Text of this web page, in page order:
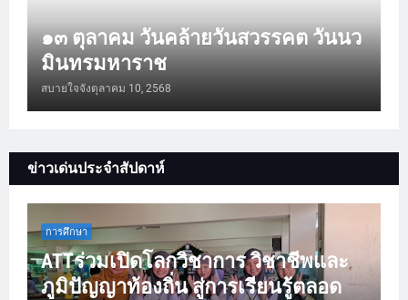
๑๓ ตุลาคม วันคล้ายวันสวรรคต วันนว
มินทรมหาราช
สบายใจจังตุลาคม 10, 2568
ข่าวเด่นประจำสัปดาห์
การศึกษา
ATTร่วมเปิดโลกวิชาการ วิชาชีพและ
ภูมิปัญญาท้องถิ่น สู่การเรียนรู้ตลอด